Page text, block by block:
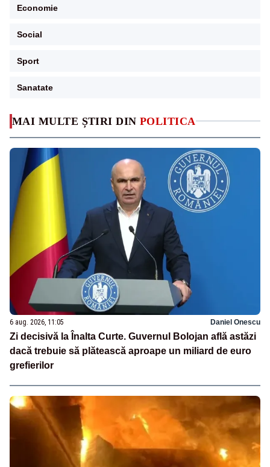
MAI MULTE ȘTIRI DIN POLITICA
6 aug. 2026, 11:05 Daniel Onescu
Zi decisivă la Înalta Curte. Guvernul Bolojan află astăzi
dacă trebuie să plătească aproape un miliard de euro
grefierilor
Economie
Social
Sport
Sanatate